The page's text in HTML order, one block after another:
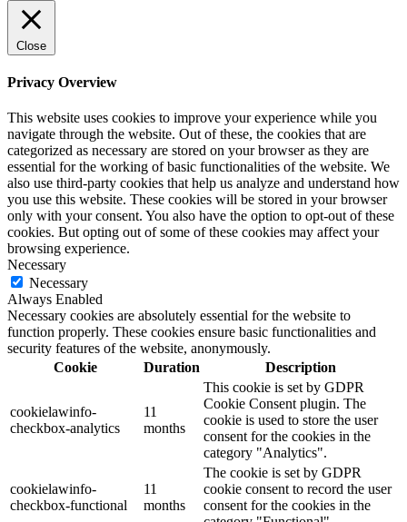
Close
Privacy Overview
This website uses cookies to improve your experience while you
navigate through the website. Out of these, the cookies that are
categorized as necessary are stored on your browser as they are
essential for the working of basic functionalities of the website. We
also use third-party cookies that help us analyze and understand how
you use this website. These cookies will be stored in your browser
only with your consent. You also have the option to opt-out of these
cookies. But opting out of some of these cookies may affect your
browsing experience.
Necessary
Necessary
Always Enabled
Necessary cookies are absolutely essential for the website to
function properly. These cookies ensure basic functionalities and
security features of the website, anonymously.
Cookie
Duration Description
cookielawinfo-
checkbox-analytics
11
months
This cookie is set by GDPR
Cookie Consent plugin. The
cookie is used to store the user
consent for the cookies in the
category "Analytics".
cookielawinfo-
checkbox-functional
11
months
The cookie is set by GDPR
cookie consent to record the user
consent for the cookies in the